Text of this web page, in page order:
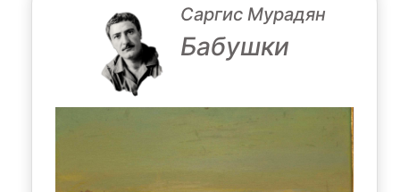
Саргис Мурадян
Бабушки